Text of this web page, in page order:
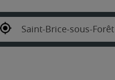
Saint-Brice-sous-Forêt